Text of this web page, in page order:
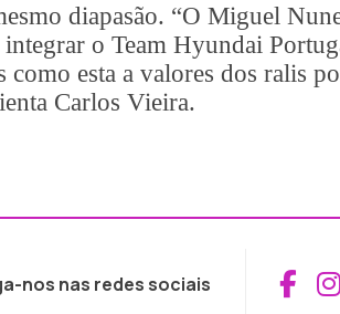
diapasão. “O Miguel
o Team Hyundai
esta a valores dos ralis
Carlos Vieira.
nos nas redes sociais